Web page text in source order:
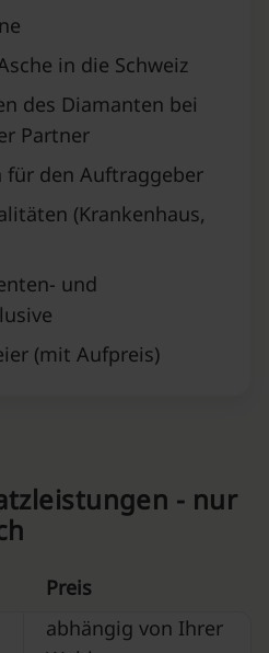
in die Schweiz
des Diamanten bei
Partner
für den Auftraggeber
(Krankenhaus,
und
(mit Aufpreis)
- nur
Preis
abhängig von Ihrer